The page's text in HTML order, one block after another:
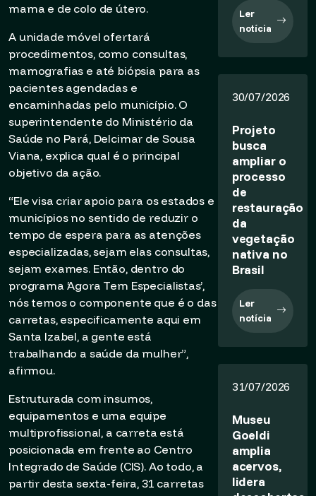
mama e de colo de útero.
A unidade móvel ofertará
procedimentos, como consultas,
mamografias e até biópsia para as
pacientes agendadas e
encaminhadas pelo município. O
superintendente do Ministério da
Saúde no Pará, Delcimar de Sousa
Viana, explica qual é o principal
objetivo da ação.
“Ele visa criar apoio para os estados e
municípios no sentido de reduzir o
tempo de espera para as atenções
especializadas, sejam elas consultas,
sejam exames. Então, dentro do
programa ‘Agora Tem Especialistas’,
nós temos o componente que é o das
carretas, especificamente aqui em
Santa Izabel, a gente está
trabalhando a saúde da mulher”,
afirmou.
Estruturada com insumos,
equipamentos e uma equipe
multiprofissional, a carreta está
posicionada em frente ao Centro
Integrado de Saúde (CIS). Ao todo, a
partir desta sexta-feira, 31 carretas
Ler
notícia
30/07/2026
Projeto
busca
ampliar o
processo
de
restauração
da
vegetação
nativa no
Brasil
Ler
notícia
31/07/2026
Museu
Goeldi
amplia
acervos,
lidera